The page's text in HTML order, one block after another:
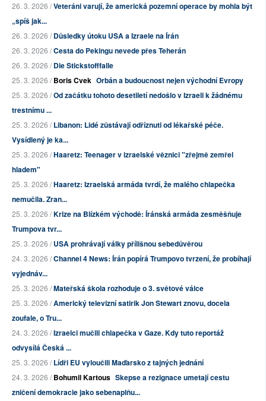
26. 3. 2026 /Veteráni varují, že americká pozemní operace by mohla být
„spíš jak...
26. 3. 2026 /Důsledky útoku USA a Izraele na Írán
26. 3. 2026 /Cesta do Pekingu nevede přes Teherán
26. 3. 2026 /Die Stickstofffalle
25. 3. 2026 /Boris Cvek Orbán a budoucnost nejen východní Evropy
25. 3. 2026 /Od začátku tohoto desetiletí nedošlo v Izraeli k žádnému
trestnímu ...
25. 3. 2026 /Libanon: Lidé zůstávají odříznuti od lékařské péče.
Vysídlený je ka...
25. 3. 2026 /Haaretz: Teenager v izraelské věznici "zřejmě zemřel
hladem"
25. 3. 2026 /Haaretz: Izraelská armáda tvrdí, že malého chlapečka
nemučila. Zran...
25. 3. 2026 /Krize na Blízkém východě: Íránská armáda zesměšňuje
Trumpova tvr...
25. 3. 2026 /USA prohrávají války přílišnou sebedůvěrou
24. 3. 2026 /Channel 4 News: Írán popírá Trumpovo tvrzení, že probíhají
vyjednáv...
25. 3. 2026 /Mateřská škola rozhoduje o 3. světové válce
25. 3. 2026 /Americký televizní satirik Jon Stewart znovu, docela
zoufale, o Tru...
24. 3. 2026 /Izraelci mučili chlapečka v Gaze. Kdy tuto reportáž
odvysílá Česká ...
25. 3. 2026 /Lídři EU vyloučili Maďarsko z tajných jednání
24. 3. 2026 /Bohumil Kartous Skepse a rezignace umetají cestu
zničení demokracie jako sebenaplňu...